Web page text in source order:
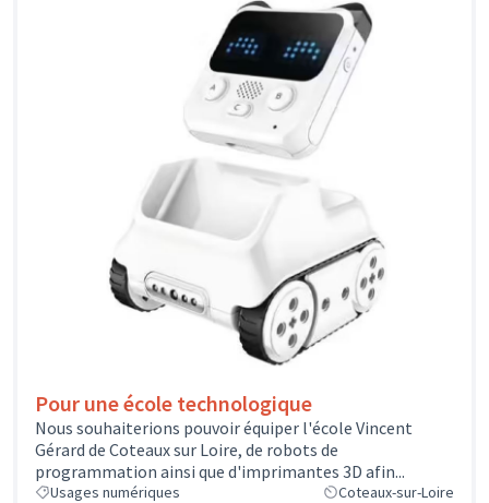
Pour une école technologique
Nous souhaiterions pouvoir équiper l'école Vincent
Gérard de Coteaux sur Loire, de robots de
programmation ainsi que d'imprimantes 3D afin...
Usages numériques Coteaux-sur-Loire